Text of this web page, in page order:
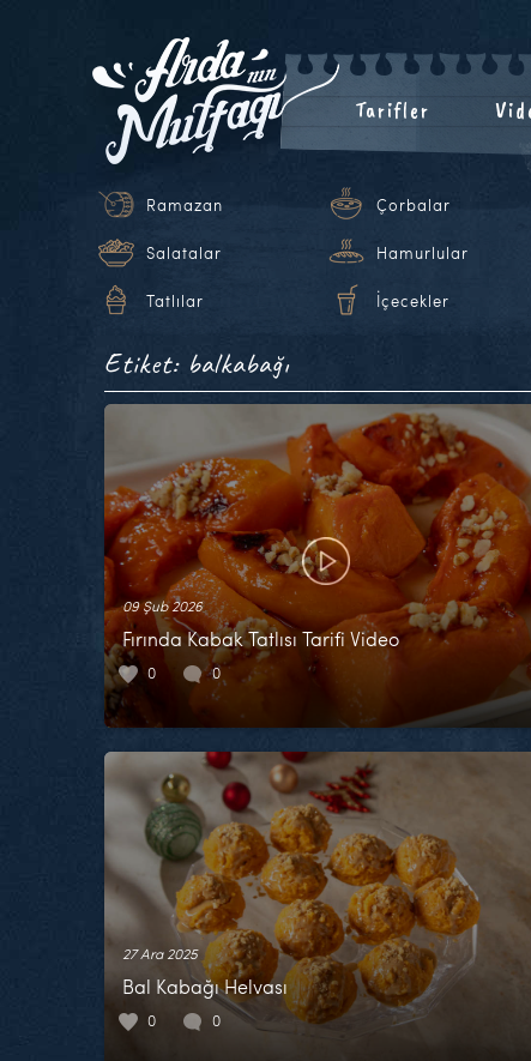
Tarifler
Ramazan Çorbalar
Salatalar Hamurlular
Tatlılar İçecekler
Etiket: balkabağı
09 Şub 2026
Fırında Kabak Tatlısı Tarifi Video
0 0
27 Ara 2025
Bal Kabağı Helvası
0 0